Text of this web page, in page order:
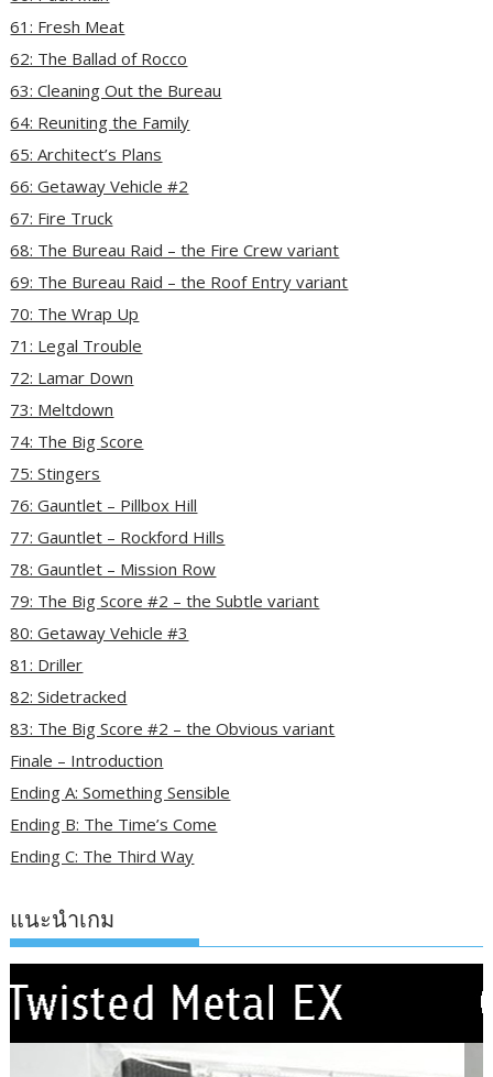
61: Fresh Meat
62: The Ballad of Rocco
63: Cleaning Out the Bureau
64: Reuniting the Family
65: Architect’s Plans
66: Getaway Vehicle #2
67: Fire Truck
68: The Bureau Raid – the Fire Crew variant
69: The Bureau Raid – the Roof Entry variant
70: The Wrap Up
71: Legal Trouble
72: Lamar Down
73: Meltdown
74: The Big Score
75: Stingers
76: Gauntlet – Pillbox Hill
77: Gauntlet – Rockford Hills
78: Gauntlet – Mission Row
79: The Big Score #2 – the Subtle variant
80: Getaway Vehicle #3
81: Driller
82: Sidetracked
83: The Big Score #2 – the Obvious variant
Finale – Introduction
Ending A: Something Sensible
Ending B: The Time’s Come
Ending C: The Third Way
แนะนำเกม